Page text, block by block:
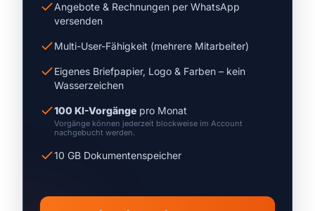
Angebote & Rechnungen per WhatsApp
versenden
Multi-User-Fähigkeit (mehrere Mitarbeiter)
Eigenes Briefpapier, Logo & Farben – kein
Wasserzeichen
100 KI-Vorgänge pro Monat
Vorgänge können jederzeit blockweise im Account
nachgebucht werden.
10 GB Dokumentenspeicher